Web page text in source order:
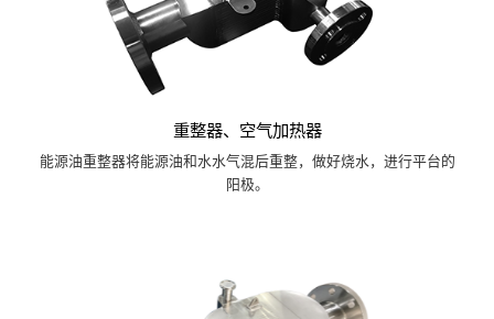
重整器、空气加热器
能源油重整器将能源油和水水气混后重整，做好烧水，进行平台的
阳极。